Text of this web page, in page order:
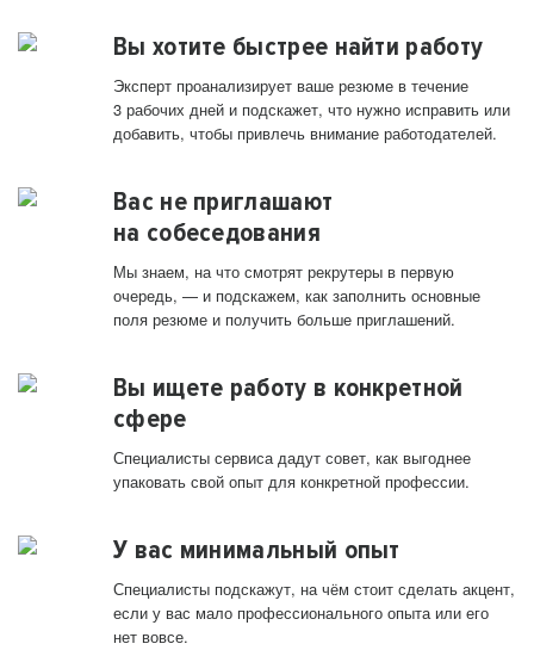
Вы хотите быстрее найти работу
Эксперт проанализирует ваше резюме в течение
3 рабочих дней и подскажет, что нужно исправить или
добавить, чтобы привлечь внимание работодателей.
Вас не приглашают
на собеседования
Мы знаем, на что смотрят рекрутеры в первую
очередь, — и подскажем, как заполнить основные
поля резюме и получить больше приглашений.
Вы ищете работу в конкретной
сфере
Специалисты сервиса дадут совет, как выгоднее
упаковать свой опыт для конкретной профессии.
У вас минимальный опыт
Специалисты подскажут, на чём стоит сделать акцент,
если у вас мало профессионального опыта или его
нет вовсе.